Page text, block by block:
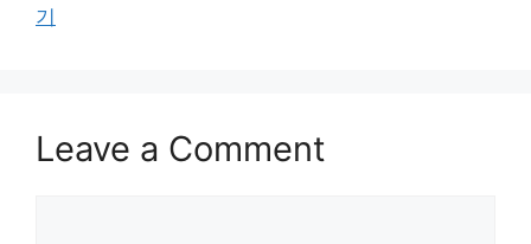
기
Leave a Comment